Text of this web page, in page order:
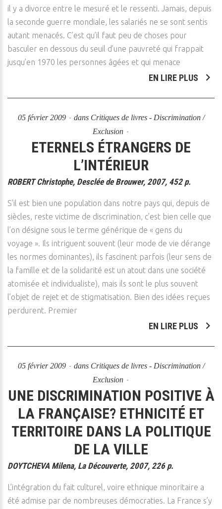
il y a divorce entre le mesuré et le ressenti. Jamais, depuis
la seconde guerre mondiale, les salariés ne se sont sentis
autant menacés. C’est qu’il faut peu de choses pour
basculer en dessous du seuil d’une pauvreté qui frappait
jusqu’en 1970 les personnes âgées et qui menace
EN LIRE PLUS
05 février 2009 dans Critiques de livres - Discrimination /
Exclusion
ETERNELS ÉTRANGERS DE
L’INTÉRIEUR
ROBERT Christophe, Desclée de Brouwer, 2007, 452 p.
S’il est bien une population dans notre pays qui, depuis de
siècles, reste victime de discrimination, c’est bien celle que
l’on désigne sous le terme générique de « gens du
voyage ». Ils intriguent souvent (leur mode de vie dérange
les normes dominantes), ils fascinent parfois (leur sens de
la famille et de la solidarité est un atout dans une société
atomisée et individualiste), mais ils sont le plus souvent
l’objet de rejet et de stigmatisation. Bien des idées reçues
perdurent. Premier
EN LIRE PLUS
05 février 2009 dans Critiques de livres - Discrimination /
Exclusion
UNE DISCRIMINATION POSITIVE À
LA FRANÇAISE? ETHNICITÉ ET
TERRITOIRE DANS LA POLITIQUE
DE LA VILLE
DOYTCHEVA Milena, La Découverte, 2007, 226 p.
L’intégration du fait culturel, voire ethnique minoritaire a
été admise par de nombreuses démocraties. La France s’y